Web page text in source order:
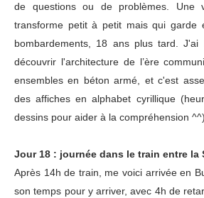
de questions ou de problèmes.
transforme petit à petit mais qui garde
bombardements, 18 ans plus tard. J'ai
découvrir l'architecture de l’ère
ensembles en béton armé, et c'est
des affiches en alphabet cyrillique
dessins pour aider à la compréhension
Jour 18 : journée dans le train entre la
Après 14h de train, me voici arrivée en
son temps pour y arriver, avec 4h de